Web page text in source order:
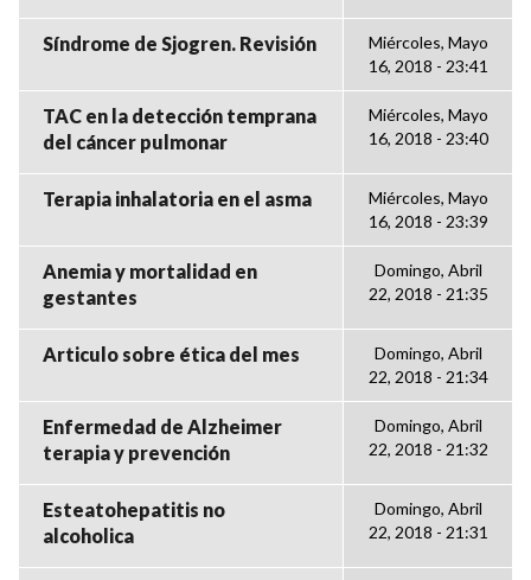
Síndrome de Sjogren. Revisión
Miércoles, Mayo
16, 2018 - 23:41
TAC en la detección temprana
del cáncer pulmonar
Miércoles, Mayo
16, 2018 - 23:40
Terapia inhalatoria en el asma
Miércoles, Mayo
16, 2018 - 23:39
Anemia y mortalidad en
gestantes
Domingo, Abril
22, 2018 - 21:35
Articulo sobre ética del mes
Domingo, Abril
22, 2018 - 21:34
Enfermedad de Alzheimer
terapia y prevención
Domingo, Abril
22, 2018 - 21:32
Esteatohepatitis no
alcoholica
Domingo, Abril
22, 2018 - 21:31